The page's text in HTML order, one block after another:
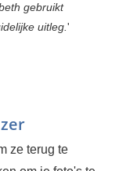
gebruikt
uitleg.'
ze terug te